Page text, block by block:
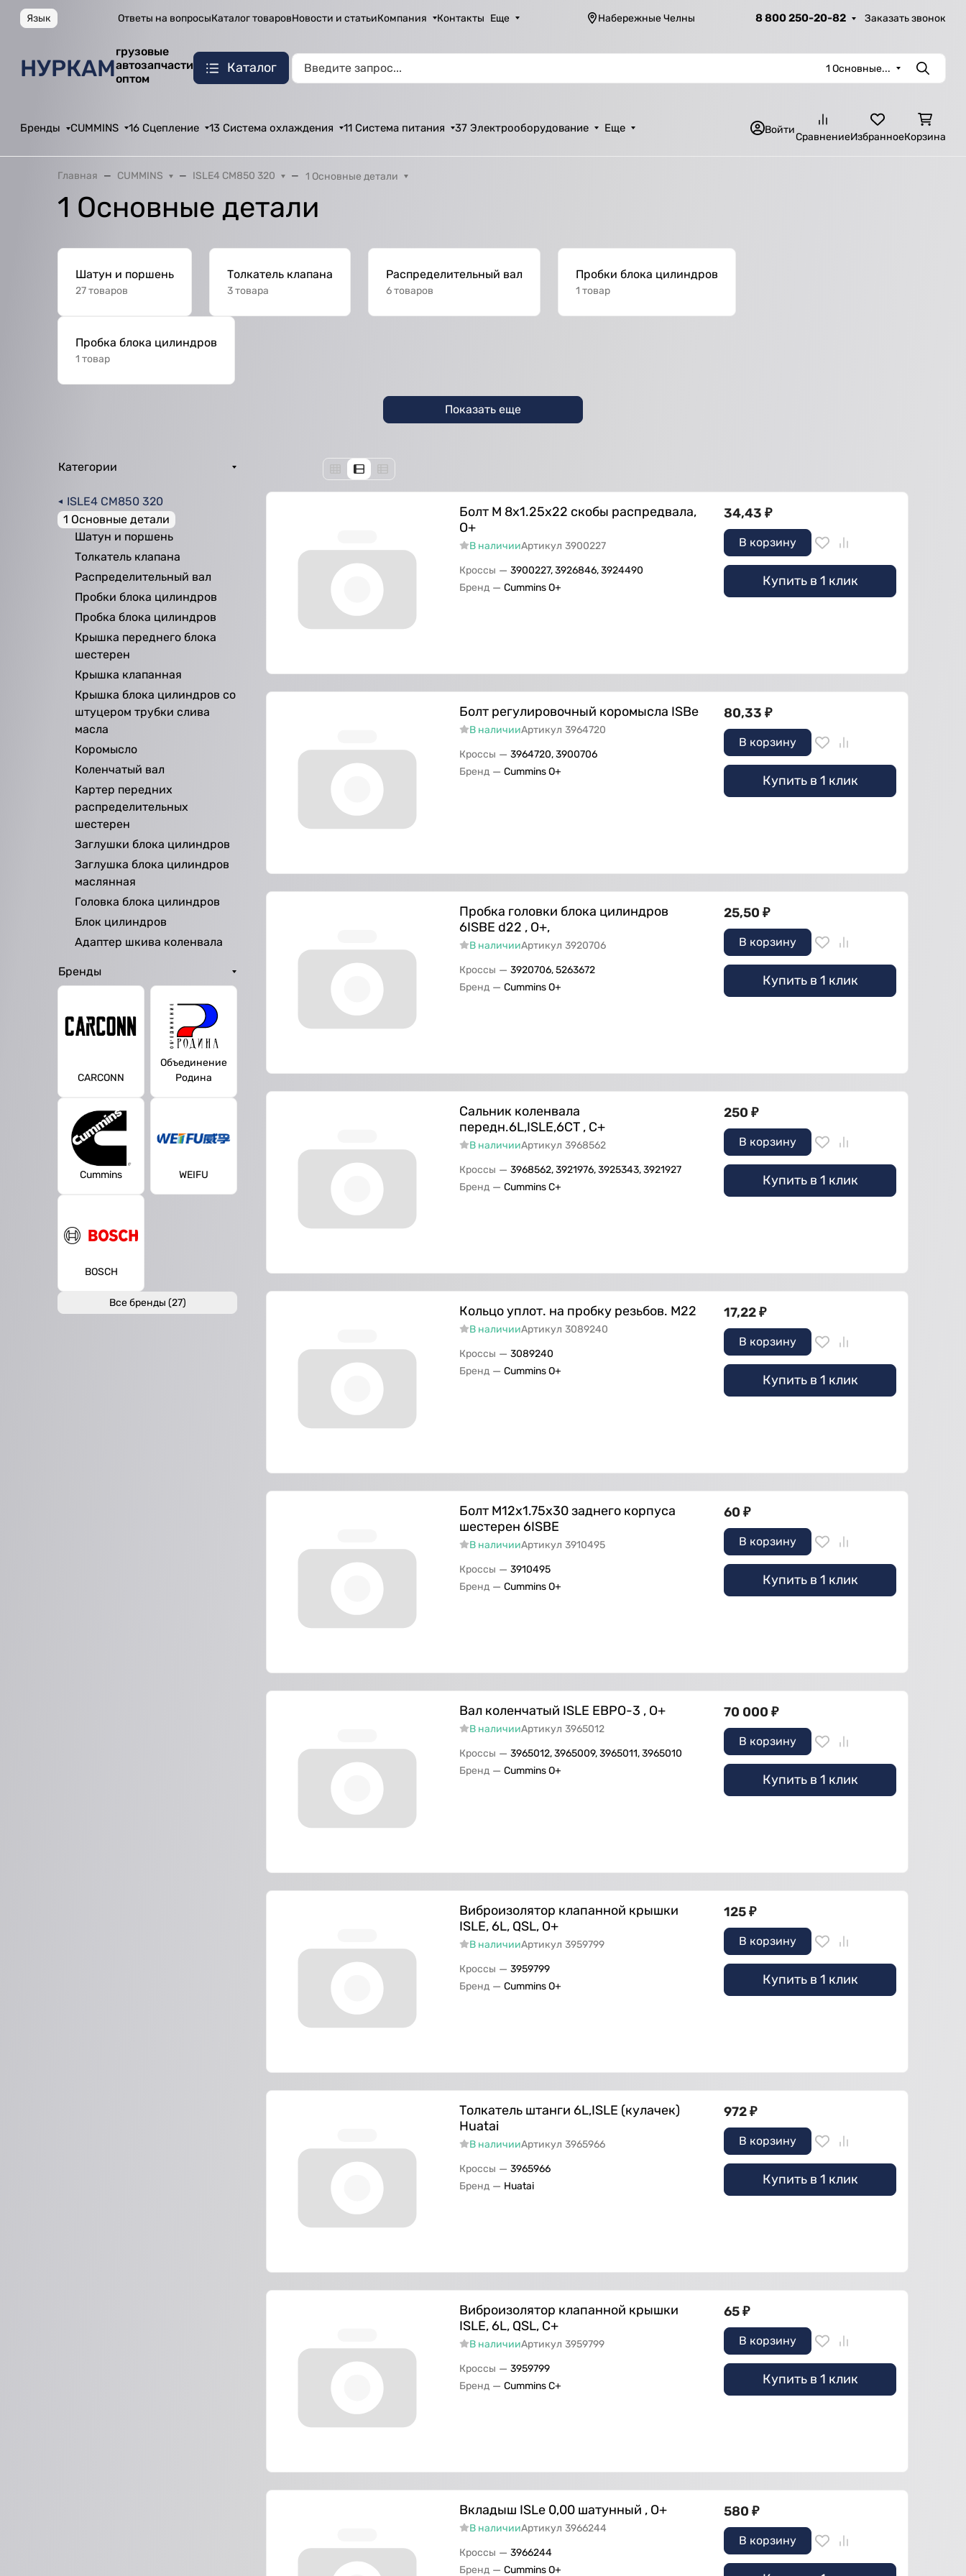
Язык Ответы на вопросыКаталог товаровНовости и статьиКомпания Контакты Еще Набережные Челны 8 800 250-20-82 Заказать звонок
НУРКАМ
грузовые
автозапчасти
оптом
Каталог 1 Основные... Поиск
Бренды CUMMINS 16 Сцепление 13 Система охлаждения 11 Система питания 37 Электрооборудование Еще Войти
СравнениеИзбранноеКорзина
Главная CUMMINS ISLE4 CM850 320 1 Основные детали
1 Основные детали
Шатун и поршень
27 товаров
Толкатель клапана
3 товара
Распределительный вал
6 товаров
Пробки блока цилиндров
1 товар
Пробка блока цилиндров
1 товар
Показать еще
Категории
ISLE4 CM850 320
1 Основные детали
Шатун и поршень
Толкатель клапана
Распределительный вал
Пробки блока цилиндров
Пробка блока цилиндров
Крышка переднего блока
шестерен
Крышка клапанная
Крышка блока цилиндров со
штуцером трубки слива
масла
Коромысло
Коленчатый вал
Картер передних
распределительных
шестерен
Заглушки блока цилиндров
Заглушка блока цилиндров
маслянная
Головка блока цилиндров
Блок цилиндров
Адаптер шкива коленвала
Бренды
CARCONN
Объединение
Родина
Cummins WEIFU
BOSCH
Все бренды (27)
Болт M 8х1.25х22 скобы распредвала,
О+
В наличииАртикул 3900227
Кроссы — 3900227, 3926846, 3924490
Бренд — Cummins O+
34,43 ₽
В корзину
Купить в 1 клик
Болт регулировочный коромысла ISBe
В наличииАртикул 3964720
Кроссы — 3964720, 3900706
Бренд — Cummins O+
80,33 ₽
В корзину
Купить в 1 клик
Пробка головки блока цилиндров
6ISBE d22 , O+,
В наличииАртикул 3920706
Кроссы — 3920706, 5263672
Бренд — Cummins O+
25,50 ₽
В корзину
Купить в 1 клик
Сальник коленвала
передн.6L,ISLE,6СТ , C+
В наличииАртикул 3968562
Кроссы — 3968562, 3921976, 3925343, 3921927
Бренд — Cummins C+
250 ₽
В корзину
Купить в 1 клик
Кольцо уплот. на пробку резьбов. M22
В наличииАртикул 3089240
Кроссы — 3089240
Бренд — Cummins O+
17,22₽
В корзину
Купить в 1 клик
Болт M12х1.75х30 заднего корпуса
шестерен 6ISBE
В наличииАртикул 3910495
Кроссы — 3910495
Бренд — Cummins O+
60 ₽
В корзину
Купить в 1 клик
Вал коленчатый ISLE ЕВРО-3 , О+
В наличииАртикул 3965012
Кроссы — 3965012, 3965009, 3965011, 3965010
Бренд — Cummins O+
70 000 ₽
В корзину
Купить в 1 клик
Виброизолятор клапанной крышки
ISLE, 6L, QSL, О+
В наличииАртикул 3959799
Кроссы — 3959799
Бренд — Cummins O+
125₽
В корзину
Купить в 1 клик
Толкатель штанги 6L,ISLE (кулачек)
Huatai
В наличииАртикул 3965966
Кроссы — 3965966
Бренд — Huatai
972₽
В корзину
Купить в 1 клик
Виброизолятор клапанной крышки
ISLE, 6L, QSL, С+
В наличииАртикул 3959799
Кроссы — 3959799
Бренд — Cummins C+
65₽
В корзину
Купить в 1 клик
Вкладыш ISLe 0,00 шатунный , О+
В наличииАртикул 3966244
Кроссы — 3966244
Бренд — Cummins O+
580 ₽
В корзину